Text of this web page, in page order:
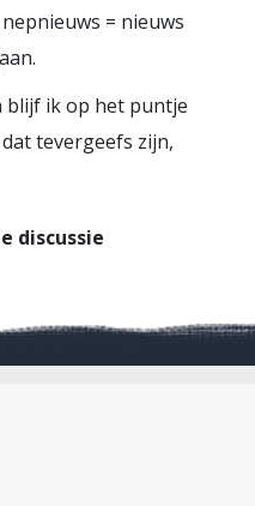
= nieuws
blijf ik op het puntje
tevergeefs zijn,
discussie